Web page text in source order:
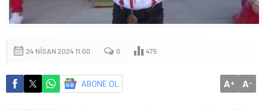
24 NISAN 2024 11:00 0 475
ABONE OL A+ A-